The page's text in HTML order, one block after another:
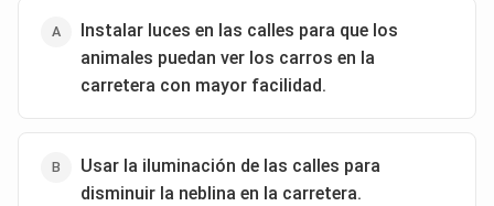
especial la iluminación en las carreteras.
Step 3: Evaluar las opciones.
- (1) Incorrecta: Los animales aparecen en el relato,
texto.
- (3) Incorrecta: No se busca “animar” o advertir a la
Instalar luces en las calles para que los
animales puedan ver los carros en la
carretera con mayor facilidad.
Usar la iluminación de las calles para
disminuir la neblina en la carretera.